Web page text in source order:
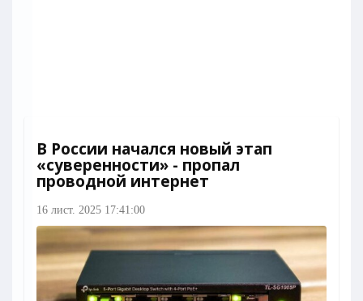
В России начался новый этап
«суверенности» - пропал
проводной интернет
16 лист. 2025 17:41:00